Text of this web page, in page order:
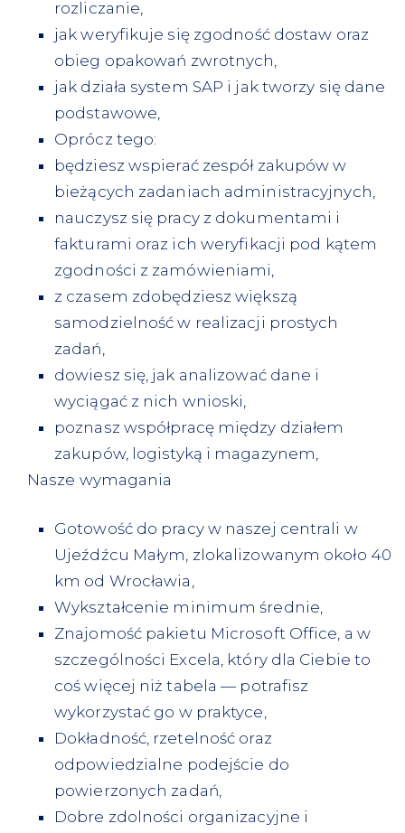
rozliczanie,
jak weryfikuje się zgodność dostaw oraz
obieg opakowań zwrotnych,
jak działa system SAP i jak tworzy się dane
podstawowe,
Oprócz tego:
będziesz wspierać zespół zakupów w
bieżących zadaniach administracyjnych,
nauczysz się pracy z dokumentami i
fakturami oraz ich weryfikacji pod kątem
zgodności z zamówieniami,
z czasem zdobędziesz większą
samodzielność w realizacji prostych
zadań,
dowiesz się, jak analizować dane i
wyciągać z nich wnioski,
poznasz współpracę między działem
zakupów, logistyką i magazynem,
Nasze wymagania
Gotowość do pracy w naszej centrali w
Ujeźdźcu Małym, zlokalizowanym około 40
km od Wrocławia,
Wykształcenie minimum średnie,
Znajomość pakietu Microsoft Office, a w
szczególności Excela, który dla Ciebie to
coś więcej niż tabela — potrafisz
wykorzystać go w praktyce,
Dokładność, rzetelność oraz
odpowiedzialne podejście do
powierzonych zadań,
Dobre zdolności organizacyjne i